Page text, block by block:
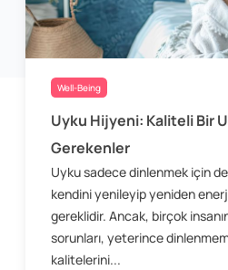
Well-Being
Uyku Hijyeni: Kaliteli Bir
Gerekenler
Uyku sadece dinlenmek için
kendini yenileyip yeniden
gereklidir. Ancak, birçok
sorunları, yeterince
kalitelerini...